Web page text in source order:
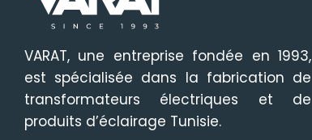
VARAT, une entreprise fondée en 1993,
est spécialisée dans la fabrication de
transformateurs électriques et de
produits d’éclairage Tunisie.